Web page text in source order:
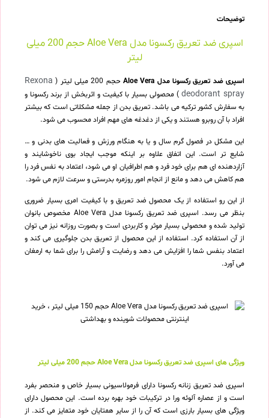
توضیحات
اسپری ضد تعریق رکسونا مدل Aloe Vera حجم 200 میلی
لیتر
اسپری ضد تعریق رکسونا مدل Aloe Vera حجم 200 میلی لیتر (
Rexona
deodorant spray ) محصولی بسیار با کیفیت و اثربخش از برند رکسونا و
به سفارش کشور ترکیه می باشد. تعریق بدن از جمله مشکلاتی است که بیشتر
افراد با آن روبرو هستند و یکی از دغدغه های مهم افراد محسوب می شود.
این مشکل در فصول گرم سال و یا به هنگام ورزش و فعالیت های بدنی و …
شایع تر است. این اتفاق علاوه بر اینکه موجب ایجاد بوی ناخوشایند و
آزاردهنده ای هم برای خود فرد و هم اطرافیان او می شود، اعتماد به نفس فرد را
هم کاهش می دهد و مانع از انجام امور روزمره بدرستی و سرعت لازم می شود.
از این رو استفاده از یک محصول ضد تعریق و با کیفیت امری بسیار ضروری
بنظر می رسد. اسپری ضد تعریق رکسونا مدل Aloe Vera مخصوص بانوان
تولید شده و محصولی بسیار موثر و کاربردی است و بصورت روزانه نیز می توان
از آن استفاده کرد. استفاده از این محصول از تعریق بدن جلوگیری می کند و
اعتماد بنفس شما را افزایش می دهد و رضایت و آرامش را برای شما به ارمغان
می آورد.
ویژگی های اسپری ضد تعریق رکسونا مدل Aloe Vera حجم 200 میلی لیتر
اسپری ضد تعریق زنانه رکسونا دارای فرمولاسیونی بسیار خاص و منحصر بفرد
است و از عصاره آلوئه ورا در ترکیبات خود بهره برده است. این محصول دارای
ویژگی های بسیار بارزی است که آن را از سایر همتایان خود متمایز می کند. از